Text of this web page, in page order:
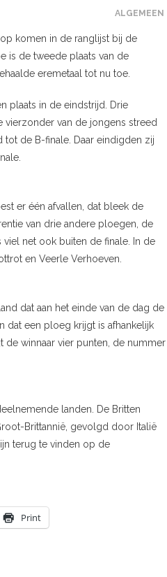
ALGEMEEN
komen in de ranglijst bij de
is de tweede plaats van de
eremetaal tot nu toe.
plaats in de eindstrijd. Drie
vierzonder van de jongens streed
de B-finale. Daar eindigden zij
er één afvallen, dat bleek de
van drie andere ploegen, de
net ook buiten de finale. In de
en Veerle Verhoeven.
dat aan het einde van de dag de
dat een ploeg krijgt is afhankelijk
de winnaar vier punten, de nummer
landen. De Britten
Brittannië, gevolgd door Italië
terug te vinden op de
Print